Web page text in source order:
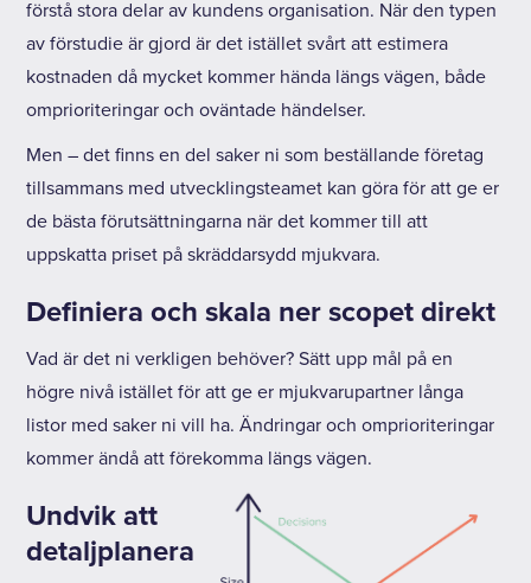
förstå stora delar av kundens organisation. När den typen
av förstudie är gjord är det istället svårt att estimera
kostnaden då mycket kommer hända längs vägen, både
omprioriteringar och oväntade händelser.
Men – det finns en del saker ni som beställande företag
tillsammans med utvecklingsteamet kan göra för att ge er
de bästa förutsättningarna när det kommer till att
uppskatta priset på skräddarsydd mjukvara.
Definiera och skala ner scopet direkt
Vad är det ni verkligen behöver? Sätt upp mål på en
högre nivå istället för att ge er mjukvarupartner långa
listor med saker ni vill ha. Ändringar och omprioriteringar
kommer ändå att förekomma längs vägen.
Undvik att
detaljplanera